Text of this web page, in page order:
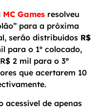
MC Games resolveu
para a próxima
serão distribuídos R$
para o 1º colocado,
2 mil para o 3ª
que acertarem 10
acessível de apenas